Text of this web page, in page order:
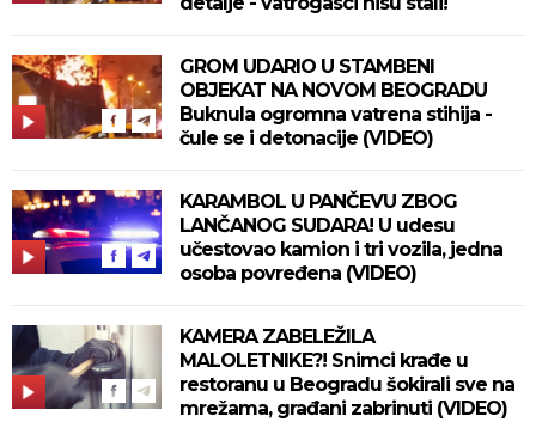
GROM UDARIO U STAMBENI
OBJEKAT NA NOVOM BEOGRADU
Buknula ogromna vatrena stihija -
čule se i detonacije (VIDEO)
KARAMBOL U PANČEVU ZBOG
LANČANOG SUDARA! U udesu
učestovao kamion i tri vozila, jedna
osoba povređena (VIDEO)
KAMERA ZABELEŽILA
MALOLETNIKE?! Snimci krađe u
restoranu u Beogradu šokirali sve na
mrežama, građani zabrinuti (VIDEO)